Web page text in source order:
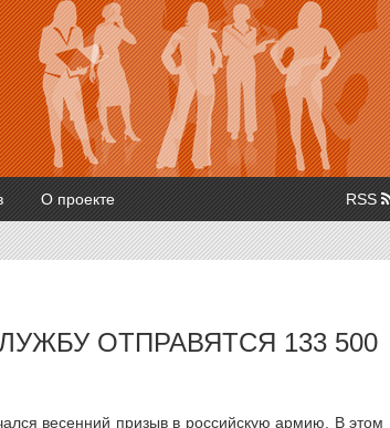
О проекте RSS
ОТПРАВЯТСЯ 133 500
весенний призыв в российскую армию. В этом